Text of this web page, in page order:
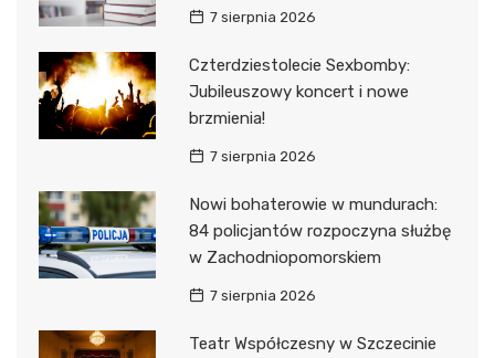
7 sierpnia 2026
Czterdziestolecie Sexbomby:
Jubileuszowy koncert i nowe
brzmienia!
7 sierpnia 2026
Nowi bohaterowie w mundurach:
84 policjantów rozpoczyna służbę
w Zachodniopomorskiem
7 sierpnia 2026
Teatr Współczesny w Szczecinie